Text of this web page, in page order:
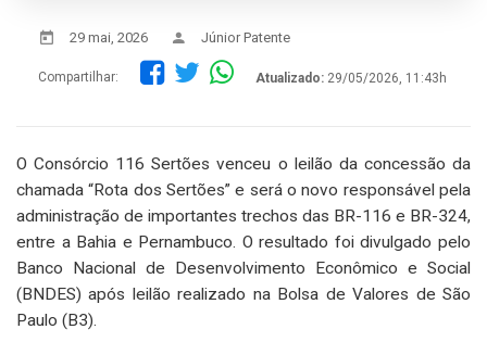
29 mai, 2026 Júnior Patente
Compartilhar: Atualizado: 29/05/2026, 11:43h
O Consórcio 116 Sertões venceu o leilão da concessão da
chamada “Rota dos Sertões” e será o novo responsável pela
administração de importantes trechos das BR-116 e BR-324,
entre a Bahia e Pernambuco. O resultado foi divulgado pelo
Banco Nacional de Desenvolvimento Econômico e Social
(BNDES) após leilão realizado na Bolsa de Valores de São
Paulo (B3).